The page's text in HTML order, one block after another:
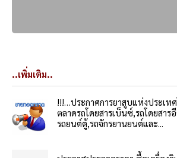
..เพิ่มเติม..
!!!…ประกาศการยาสูบแห่งประเท
ตลาดรถโดยสารเบ็นซ์,รถโดยสาร
รถยนต์ตู้,รถจักรยานยนต์และ...